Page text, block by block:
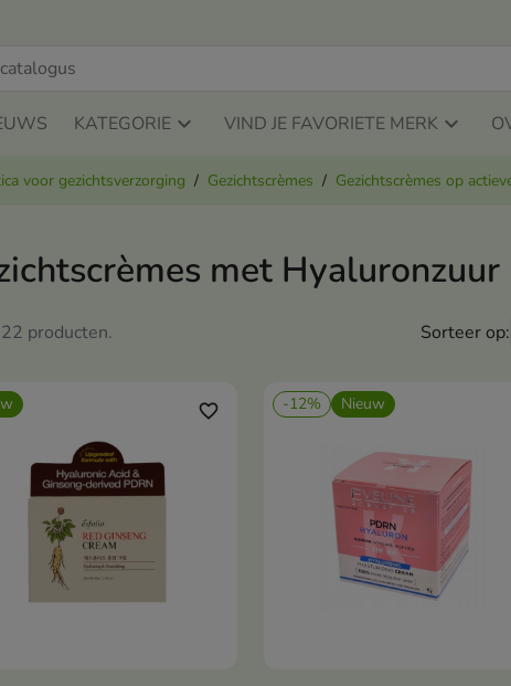
KATEGORIE VIND JE FAVORIETE MERK
voor gezichtsverzorging Gezichtscrèmes Gezichtscrèmes op
met Hyaluronzuur
producten. Sorteer op:
favorite_border -12% Nieuw